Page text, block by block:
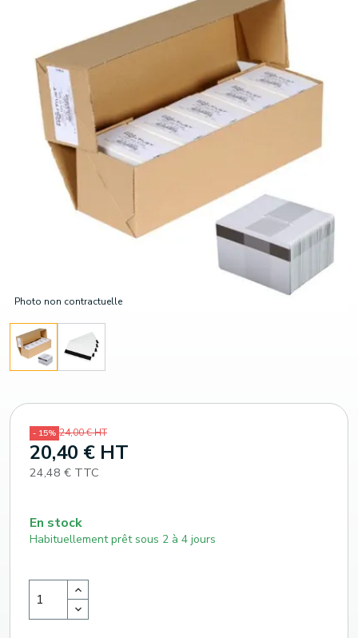
Photo non contractuelle
- 15% 24,00 € HT
20,40 € HT
24,48 € TTC
En stock
Habituellement prêt sous 2 à 4 jours